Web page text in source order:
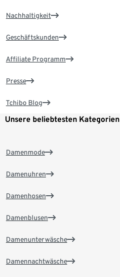
Nachhaltigkeit
Geschäftskunden
Affiliate Programm
Presse
Tchibo Blog
Unsere beliebtesten Kategorien
Damenmode
Damenuhren
Damenhosen
Damenblusen
Damenunterwäsche
Damennachtwäsche